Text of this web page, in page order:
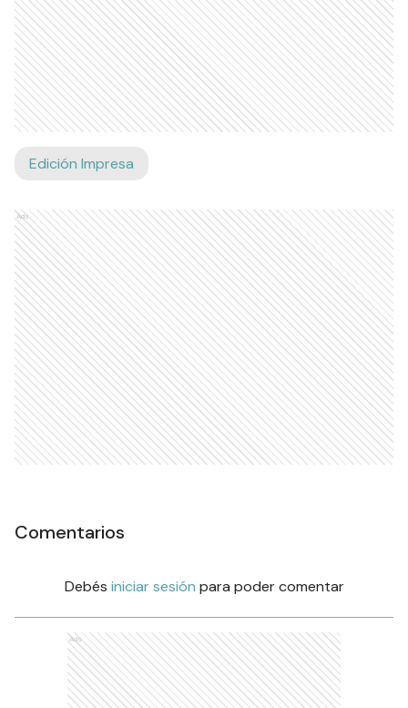
Edición Impresa
Ads
Comentarios
Debés iniciar sesión para poder comentar
Ads